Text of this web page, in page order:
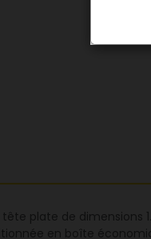
plate de dimensions
en boîte